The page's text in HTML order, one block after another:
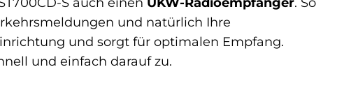
und natürlich Ihre
und sorgt für optimalen Empfang.
und einfach darauf zu.